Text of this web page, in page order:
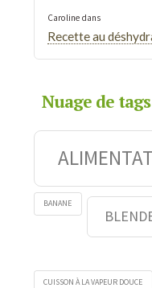
Carolinedans
Recette au
Nuage de tags
BANANE
CUISSON À LA VAPEUR DOUCE